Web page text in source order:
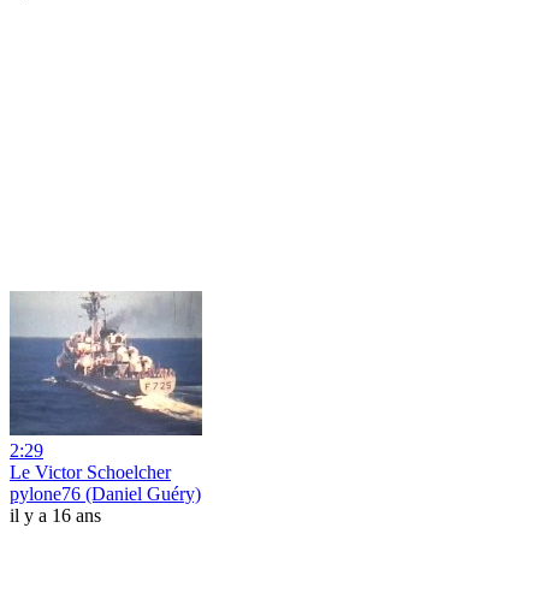
2:29
Le Victor Schoelcher
pylone76 (Daniel Guéry)
il y a 16 ans